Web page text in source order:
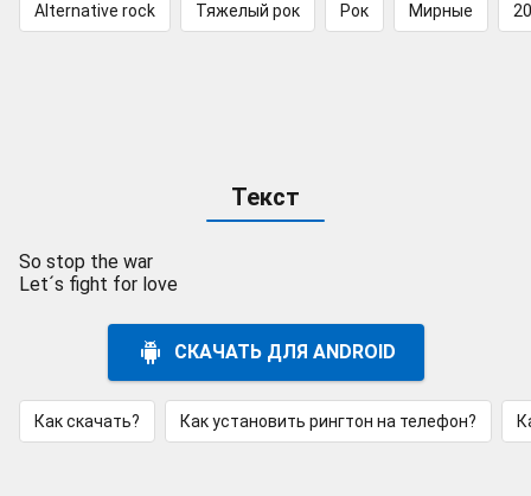
Alternative rock Тяжелый рок Рок Мирные
Текст
So stop the war
Let´s fight for love
СКАЧАТЬ ДЛЯ ANDROID
Как скачать? Как установить рингтон на телефон?